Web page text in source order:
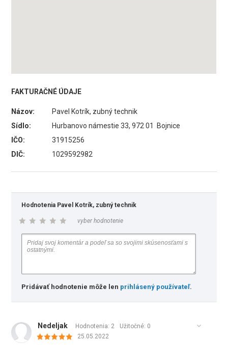
FAKTURAČNÉ ÚDAJE
Názov:
Pavel Kotrík, zubný technik
Sídlo:
Hurbanovo námestie 33, 972 01 Bojnice
IČO:
31915256
DIČ:
1029592982
Hodnotenia Pavel Kotrík, zubný technik
vyber hodnotenie
Pridávať hodnotenie môže len prihlásený používateľ.
Nedeljak Hodnotenia: 2 Užitočné: 0
25.05.2022